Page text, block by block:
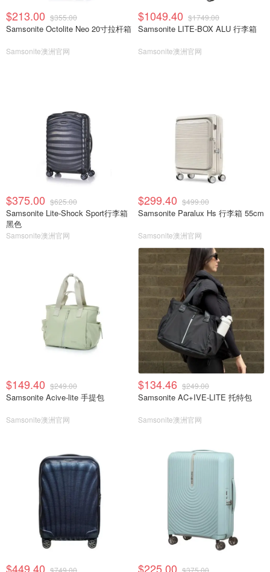
$213.00 $355.00
Samsonite Octolite Neo 20寸拉杆箱
Samsonite澳洲官网
$1049.40 $1749.00
Samsonite LITE-BOX ALU 行李箱
Samsonite澳洲官网
$375.00 $625.00
Samsonite Lite-Shock Sport行李箱
黑色
Samsonite澳洲官网
$299.40 $499.00
Samsonite Paralux Hs 行李箱 55cm
Samsonite澳洲官网
$149.40 $249.00
Samsonite Acive-lite 手提包
Samsonite澳洲官网
$134.46 $249.00
Samsonite AC+IVE-LITE 托特包
Samsonite澳洲官网
$449.40 $749.00 $225.00 $375.00